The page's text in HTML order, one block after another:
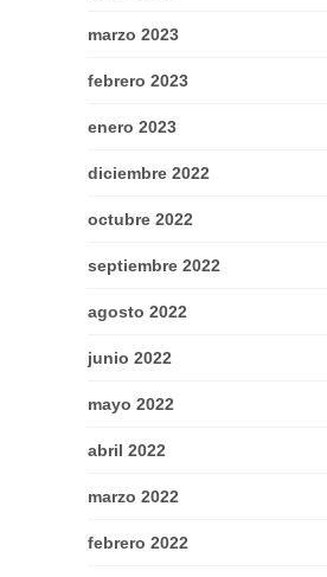
marzo 2023
febrero 2023
enero 2023
diciembre 2022
octubre 2022
septiembre 2022
agosto 2022
junio 2022
mayo 2022
abril 2022
marzo 2022
febrero 2022